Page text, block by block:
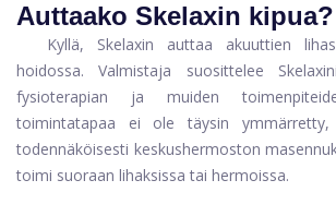
Auttaako Skelaxin kipua?
Kyllä, Skelaxin auttaa akuuttien
hoidossa. Valmistaja suosittelee
fysioterapian ja muiden
toimintatapaa ei ole täysin
todennäköisesti keskushermoston
toimi suoraan lihaksissa tai hermoissa.